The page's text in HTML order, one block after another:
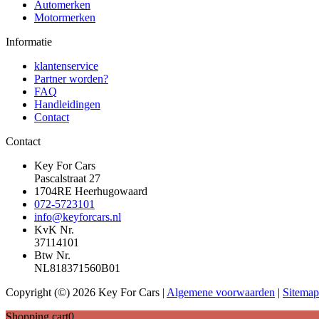
Automerken
Motormerken
Informatie
klantenservice
Partner worden?
FAQ
Handleidingen
Contact
Contact
Key For Cars
Pascalstraat 27
1704RE Heerhugowaard
072-5723101
info@keyforcars.nl
KvK Nr.
37114101
Btw Nr.
NL818371560B01
Copyright (©) 2026 Key For Cars | Algemene voorwaarden | Sitemap
Shopping cart0